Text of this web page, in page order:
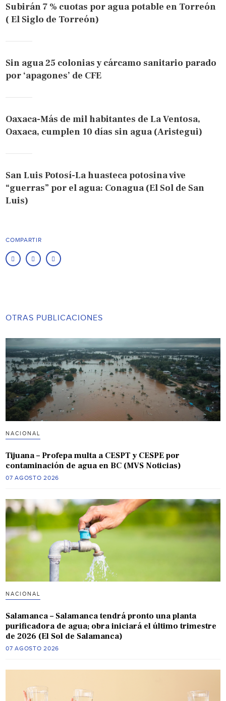
Subirán 7 % cuotas por agua potable en Torreón
( El Siglo de Torreón)
Sin agua 25 colonias y cárcamo sanitario parado
por ‘apagones’ de CFE
Oaxaca-Más de mil habitantes de La Ventosa,
Oaxaca, cumplen 10 días sin agua (Aristegui)
San Luis Potosí-La huasteca potosina vive
“guerras” por el agua: Conagua (El Sol de San
Luis)
COMPARTIR
OTRAS PUBLICACIONES
NACIONAL
Tijuana – Profepa multa a CESPT y CESPE por
contaminación de agua en BC (MVS Noticias)
07 AGOSTO 2026
NACIONAL
Salamanca – Salamanca tendrá pronto una planta
purificadora de agua; obra iniciará el último trimestre
de 2026 (El Sol de Salamanca)
07 AGOSTO 2026